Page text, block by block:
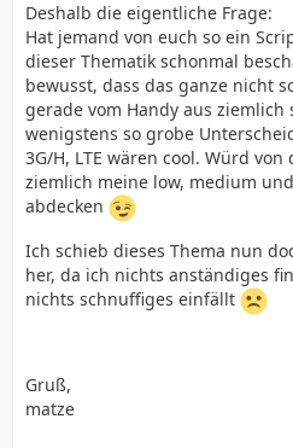
Deshalb die eigentliche Frage:
Hat jemand von euch so ein
dieser Thematik schonmal
bewusst, dass das ganze nicht
gerade vom Handy aus ziemlich
wenigstens so grobe
3G/H, LTE wären cool. Würd
ziemlich meine low, medium
abdecken
Ich schieb dieses Thema nun
her, da ich nichts anständiges
nichts schnuffiges einfällt
Gruß,
matze